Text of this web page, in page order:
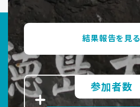
結果報告を見る
参加者数